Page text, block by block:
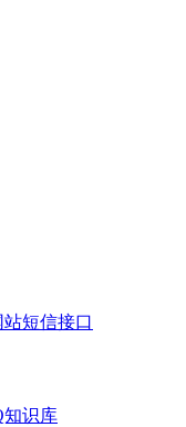
站短信接口
知识库